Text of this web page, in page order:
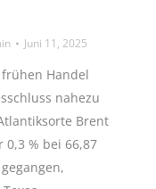
Juni 11, 2025
Handel
nahezu
Brent
% bei 66,87